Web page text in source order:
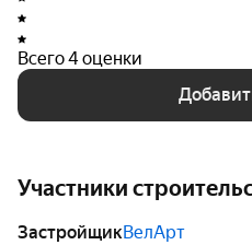
Всего 4 оценки
Участники
ЗастройщикВелАрт